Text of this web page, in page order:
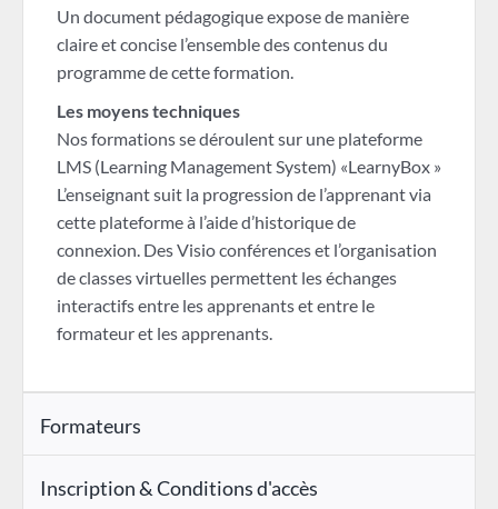
Un document pédagogique expose de manière
claire et concise l’ensemble des contenus du
programme de cette formation.
Les moyens techniques
Nos formations se déroulent sur une plateforme
LMS (Learning Management System) «LearnyBox »
L’enseignant suit la progression de l’apprenant via
cette plateforme à l’aide d’historique de
connexion. Des Visio conférences et l’organisation
de classes virtuelles permettent les échanges
interactifs entre les apprenants et entre le
formateur et les apprenants.
Formateurs
Inscription & Conditions d'accès